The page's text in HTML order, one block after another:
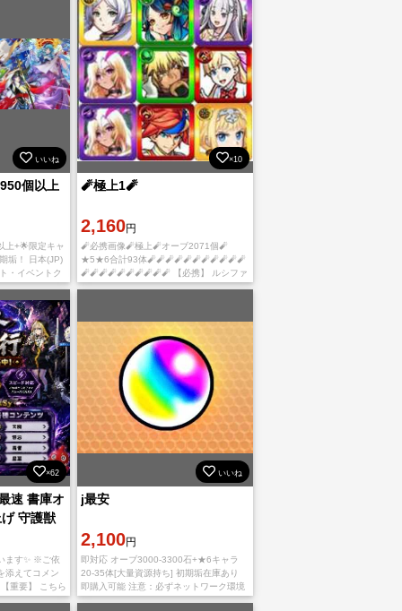
いいね
個以上
上+🌟限定キャ
垢！ 日本(JP)
・イベントク
テンツ未クリ
×10
🧨極上1🧨
2,160円
🧨必携画像🧨極上🧨オーブ2071個🧨
★5★6合計93体🧨🧨🧨🧨🧨🧨🧨🧨🧨🧨🧨
🧨🧨🧨🧨🧨🧨🧨🧨🧨🧨 【必携】 ルシファ
ー*2 フリーレン ヤクモ 聖徳太子 包青天
×62
速 書庫オ
守護獣
ツ代行受
ます✨ ※ご依
添えてコメン
重要】 こちら
用のページを
いいね
j最安
2,100円
即対応 オーブ3000-3300石+★6キャラ
20-35体[大量資源持ち] 初期垢在庫あり
即購入可能 注意：必ずネットワーク環境
が良好な場合にMIXIIDに登録してくださ